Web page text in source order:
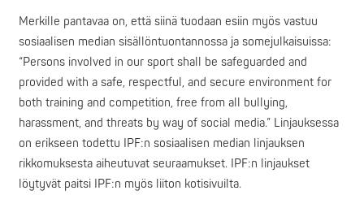
Merkille pantavaa on, että siinä tuodaan esiin myös vastuu
sosiaalisen median sisällöntuontannossa ja somejulkaisuissa:
“Persons involved in our sport shall be safeguarded and
provided with a safe, respectful, and secure environment for
both training and competition, free from all bullying,
harassment, and threats by way of social media.” Linjauksessa
on erikseen todettu IPF:n sosiaalisen median linjauksen
rikkomuksesta aiheutuvat seuraamukset. IPF:n linjaukset
löytyvät paitsi IPF:n myös liiton kotisivuilta.